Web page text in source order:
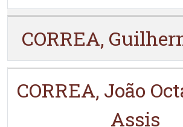
CORREA,
CORREA, João
Assis